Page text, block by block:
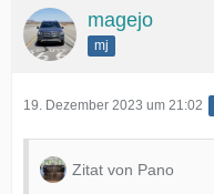
magejo
mj
19. Dezember 2023 um 21:02
Zitat von Pano